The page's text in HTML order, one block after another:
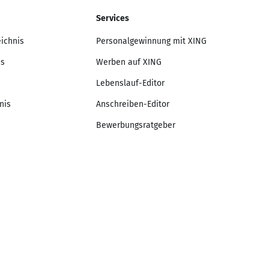
Services
Personalgewinnung mit XING
Werben auf XING
Lebenslauf-Editor
Anschreiben-Editor
Bewerbungsratgeber